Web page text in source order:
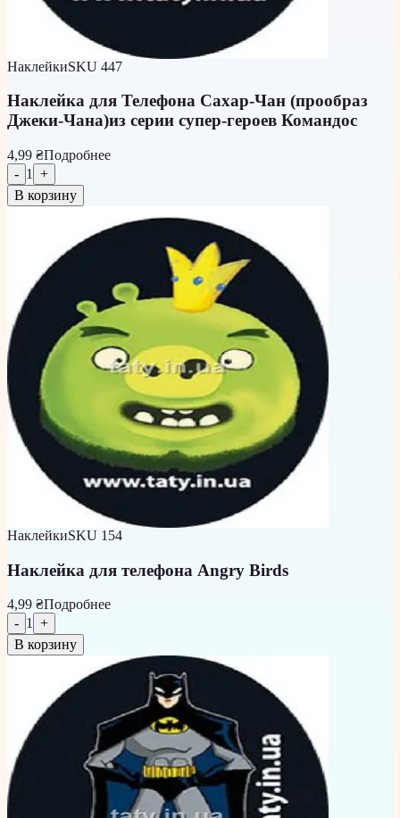
НаклейкиSKU 447
Наклейка для Телефона Сахар-Чан (прообраз
Джеки-Чана)из серии супер-героев Командос
4,99 ₴Подробнее
- 1
+
В корзину
НаклейкиSKU 154
Наклейка для телефона Angry Birds
4,99 ₴Подробнее
- 1
+
В корзину